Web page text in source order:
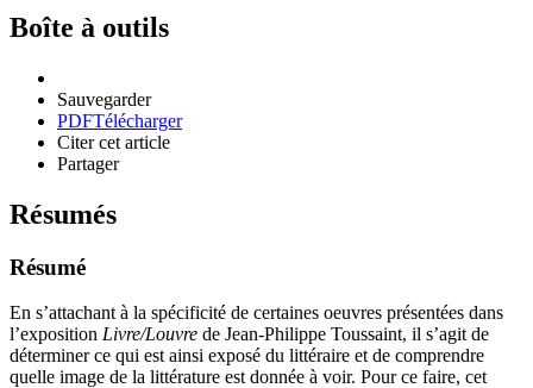
Boîte à outils
Sauvegarder
PDFTélécharger
Citer cet article
Partager
Résumés
Résumé
En s’attachant à la spécificité de certaines oeuvres présentées dans
l’exposition Livre/Louvre de Jean-Philippe Toussaint, il s’agit de
déterminer ce qui est ainsi exposé du littéraire et de comprendre
quelle image de la littérature est donnée à voir. Pour ce faire, cet